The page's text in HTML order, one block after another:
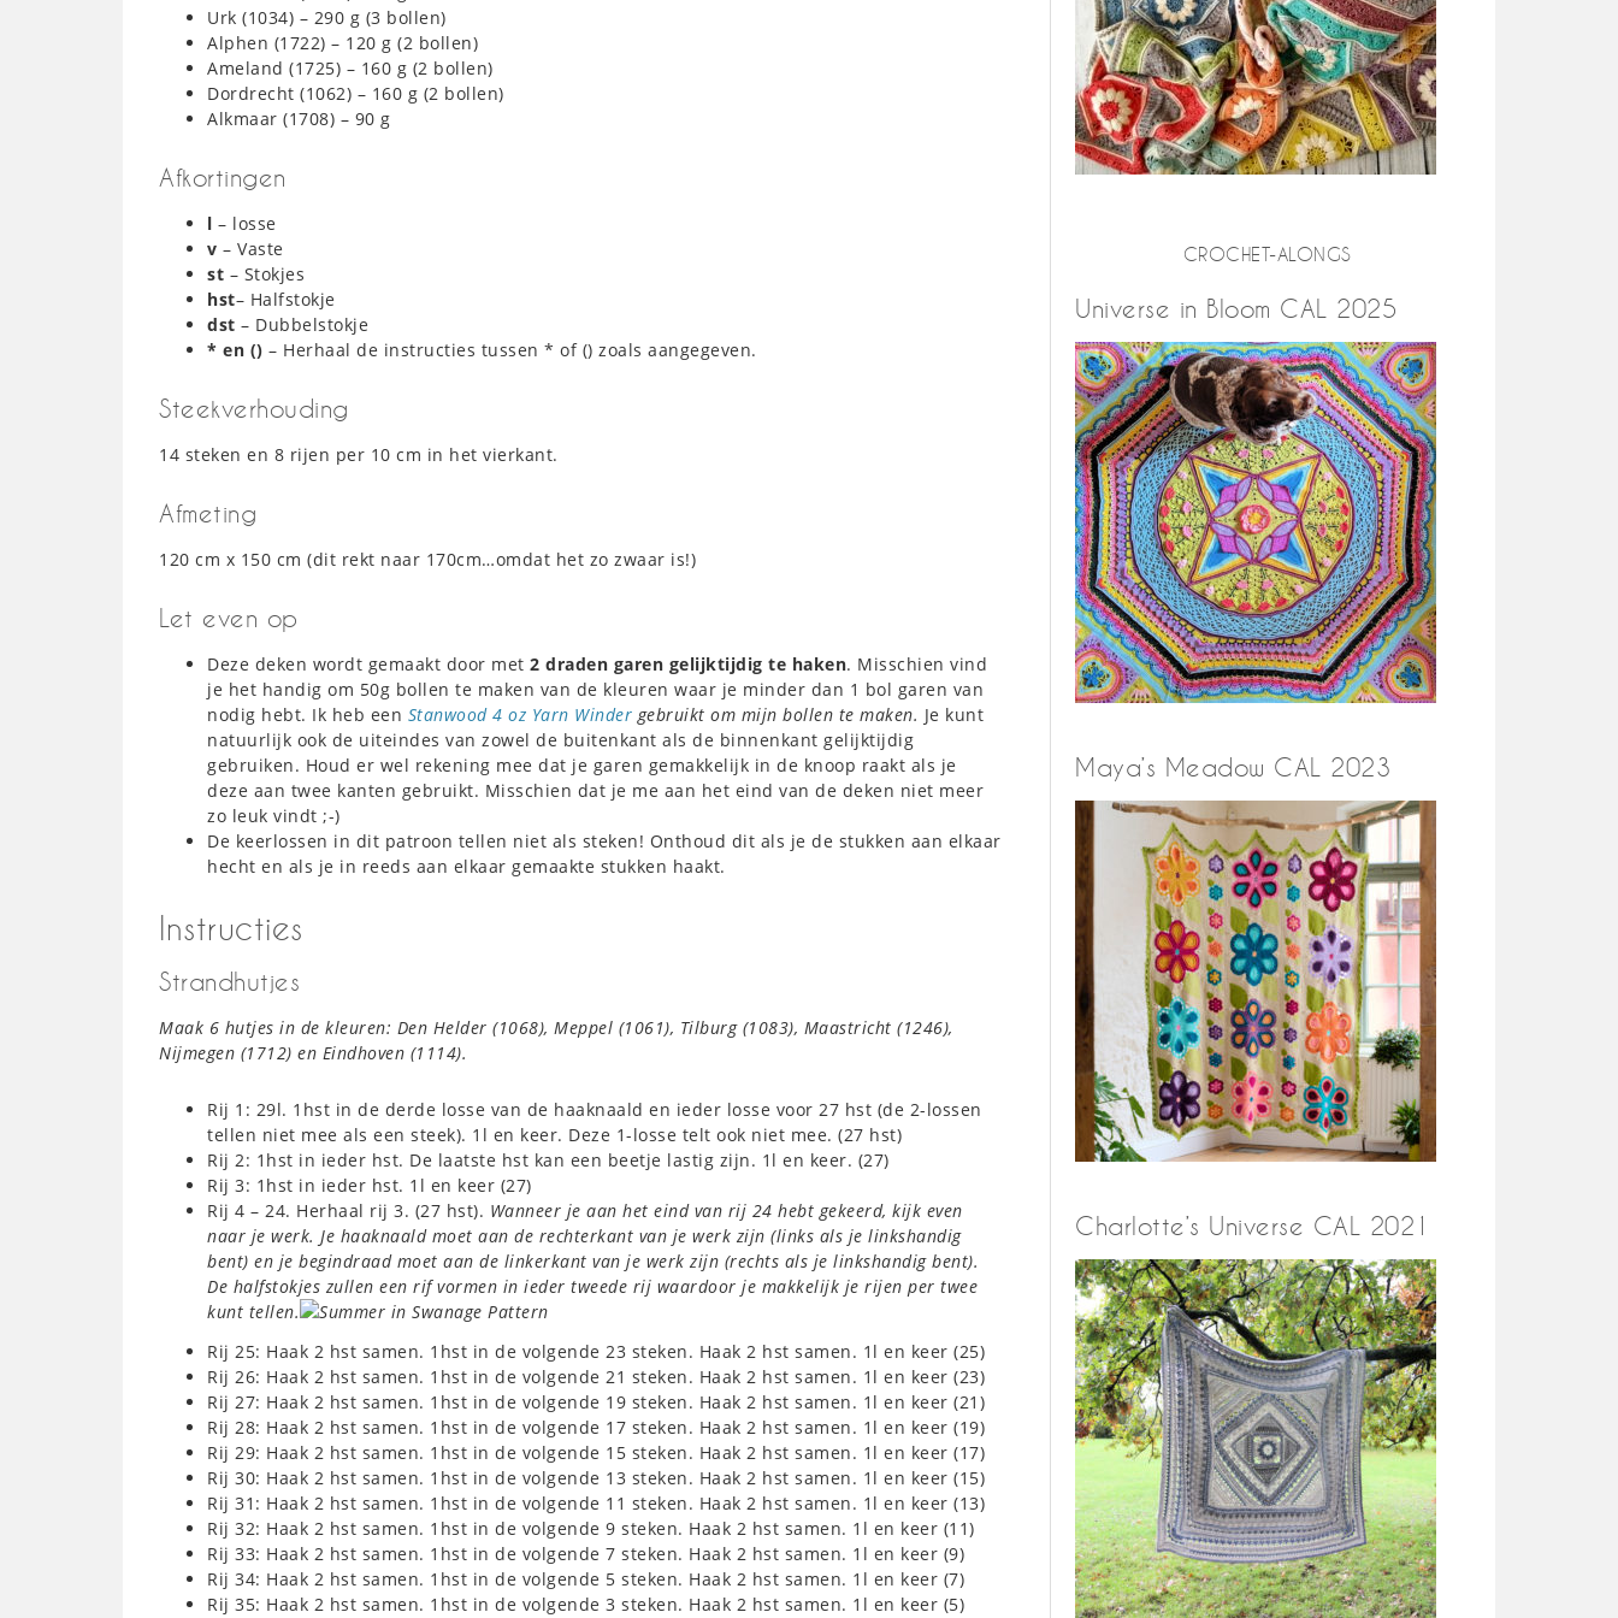
Urk (1034) – 290 g (3 bollen)
Alphen (1722) – 120 g (2 bollen)
Ameland (1725) – 160 g (2 bollen)
Dordrecht (1062) – 160 g (2 bollen)
Alkmaar (1708) – 90 g
Afkortingen
l – losse
v – Vaste
st – Stokjes
hst– Halfstokje
dst – Dubbelstokje
* en () – Herhaal de instructies tussen * of () zoals aangegeven.
Steekverhouding
14 steken en 8 rijen per 10 cm in het vierkant.
Afmeting
120 cm x 150 cm (dit rekt naar 170cm…omdat het zo zwaar is!)
Let even op
Deze deken wordt gemaakt door met 2 draden garen gelijktijdig te haken. Misschien vind
je het handig om 50g bollen te maken van de kleuren waar je minder dan 1 bol garen van
nodig hebt. Ik heb een Stanwood 4 oz Yarn Winder gebruikt om mijn bollen te maken. Je kunt
natuurlijk ook de uiteindes van zowel de buitenkant als de binnenkant gelijktijdig
gebruiken. Houd er wel rekening mee dat je garen gemakkelijk in de knoop raakt als je
deze aan twee kanten gebruikt. Misschien dat je me aan het eind van de deken niet meer
zo leuk vindt ;-)
De keerlossen in dit patroon tellen niet als steken! Onthoud dit als je de stukken aan elkaar
hecht en als je in reeds aan elkaar gemaakte stukken haakt.
Instructies
Strandhutjes
Maak 6 hutjes in de kleuren: Den Helder (1068), Meppel (1061), Tilburg (1083), Maastricht (1246),
Nijmegen (1712) en Eindhoven (1114).
Rij 1: 29l. 1hst in de derde losse van de haaknaald en ieder losse voor 27 hst (de 2-lossen
tellen niet mee als een steek). 1l en keer. Deze 1-losse telt ook niet mee. (27 hst)
Rij 2: 1hst in ieder hst. De laatste hst kan een beetje lastig zijn. 1l en keer. (27)
Rij 3: 1hst in ieder hst. 1l en keer (27)
Rij 4 – 24. Herhaal rij 3. (27 hst). Wanneer je aan het eind van rij 24 hebt gekeerd, kijk even
naar je werk. Je haaknaald moet aan de rechterkant van je werk zijn (links als je linkshandig
bent) en je begindraad moet aan de linkerkant van je werk zijn (rechts als je linkshandig bent).
De halfstokjes zullen een rif vormen in ieder tweede rij waardoor je makkelijk je rijen per twee
kunt tellen.
Rij 25: Haak 2 hst samen. 1hst in de volgende 23 steken. Haak 2 hst samen. 1l en keer (25)
Rij 26: Haak 2 hst samen. 1hst in de volgende 21 steken. Haak 2 hst samen. 1l en keer (23)
Rij 27: Haak 2 hst samen. 1hst in de volgende 19 steken. Haak 2 hst samen. 1l en keer (21)
Rij 28: Haak 2 hst samen. 1hst in de volgende 17 steken. Haak 2 hst samen. 1l en keer (19)
Rij 29: Haak 2 hst samen. 1hst in de volgende 15 steken. Haak 2 hst samen. 1l en keer (17)
Rij 30: Haak 2 hst samen. 1hst in de volgende 13 steken. Haak 2 hst samen. 1l en keer (15)
Rij 31: Haak 2 hst samen. 1hst in de volgende 11 steken. Haak 2 hst samen. 1l en keer (13)
Rij 32: Haak 2 hst samen. 1hst in de volgende 9 steken. Haak 2 hst samen. 1l en keer (11)
Rij 33: Haak 2 hst samen. 1hst in de volgende 7 steken. Haak 2 hst samen. 1l en keer (9)
Rij 34: Haak 2 hst samen. 1hst in de volgende 5 steken. Haak 2 hst samen. 1l en keer (7)
Rij 35: Haak 2 hst samen. 1hst in de volgende 3 steken. Haak 2 hst samen. 1l en keer (5)
CROCHET-ALONGS
Universe in Bloom CAL 2025
Maya’s Meadow CAL 2023
Charlotte’s Universe CAL 2021